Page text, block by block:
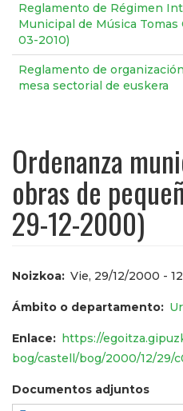
Reglamento de Régimen
Municipal de Música Tomas
03-2010)
Reglamento de
mesa sectorial de euskera
Ordenanza
obras de
29-12-2000)
Noizkoa Vie, 29/12/2000 -
Ámbito o departamento
Enlace
https://
bog/castell/bog/2000/12/29/
Documentos adjuntos